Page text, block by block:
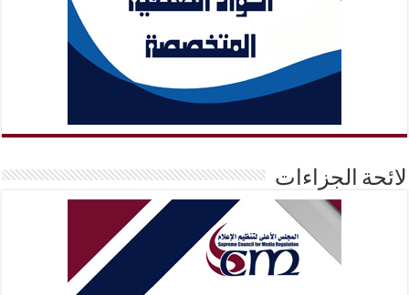
لائحة الجزاءات